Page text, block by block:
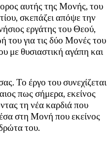
αυτής της Μονής, του
σκεπάζει απόψε την
εργάτης του Θεού,
του για τις δύο Μονές του
με θυσιαστική αγάπη και
Το έργο του συνεχίζεται
πως σήμερα, εκείνος
τη νέα καρδιά που
στη Μονή που εκείνος
του.